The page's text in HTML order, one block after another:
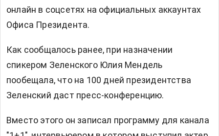
онлайн в соцсетях на официальных аккаунтах
Офиса Президента.
Как сообщалось ранее, при назначении
спикером Зеленского Юлия Мендель
пообещала, что на 100 дней президентства
Зеленский даст пресс-конференцию.
Вместо этого он записал программу для канала